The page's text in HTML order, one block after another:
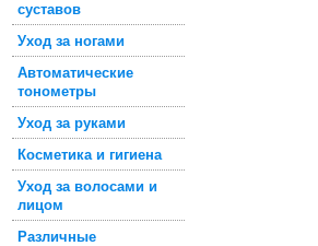
суставов
Уход за ногами
Автоматические
тонометры
Уход за руками
Косметика и гигиена
Уход за волосами и
лицом
Различные